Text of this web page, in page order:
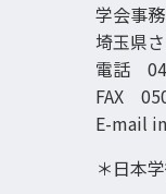
学会事
埼玉県
電話
FAX
E-mail
＊日本